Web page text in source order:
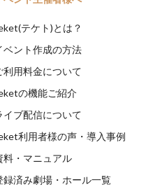
テケト)とは？
ベント作成の方法
利用料金について
の機能ご紹介
イブ配信について
利用者様の声・導入事例
料・マニュアル
録済み劇場・ホール一覧